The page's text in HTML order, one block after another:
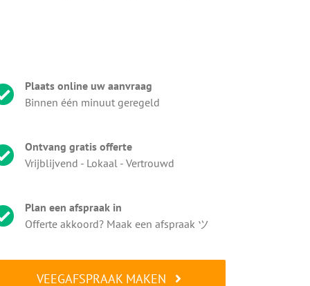
Plaats online uw aanvraag
Binnen één minuut geregeld
Ontvang gratis offerte
Vrijblijvend - Lokaal - Vertrouwd
Plan een afspraak in
Offerte akkoord? Maak een afspraak ツ
VEEGAFSPRAAK MAKEN